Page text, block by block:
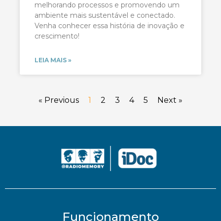
melhorando processos e promovendo um
ambiente mais sustentável e conectado.
Venha conhecer essa história de inovação e
crescimento!
LEIA MAIS »
« Previous 1 2 3 4 5 Next »
Funcionamento